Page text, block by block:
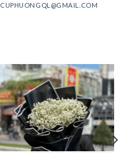
CUPHUONGQL@GMAIL.COM